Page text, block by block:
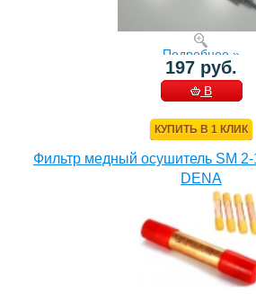
Подробнее »
197 руб.
В
КУПИТЬ В 1 КЛИК
Фильтр медный осушитель SM
DENA